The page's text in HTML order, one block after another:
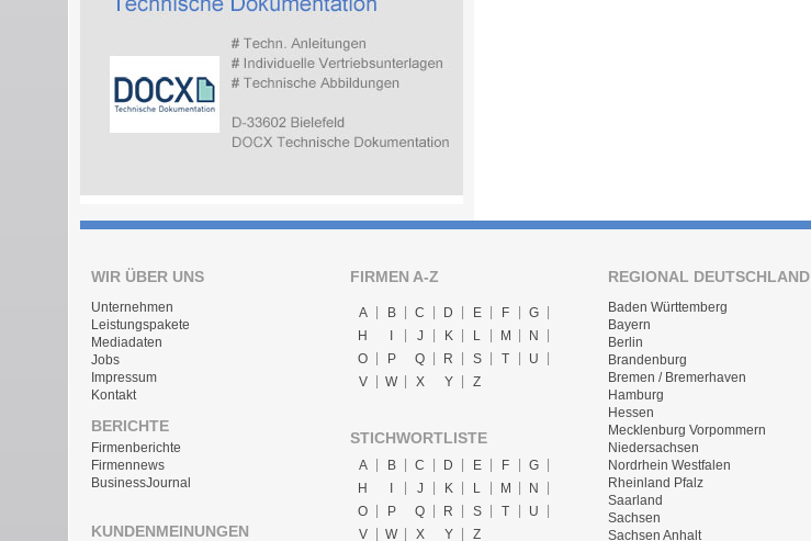
WIR ÜBER UNS
Unternehmen
Leistungspakete
Mediadaten
Jobs
Impressum
Kontakt
BERICHTE
Firmenberichte
Firmennews
BusinessJournal
KUNDENMEINUNGEN
FIRMEN A-Z
A B C D E F
G
H
J K L M
N
O
P Q R S T
U
V
W X Y Z
STICHWORTLISTE
A B C D E F
G
H
I J K L M
N
O
P Q R S T
U
V
W X Y Z
REGIONAL DEUTSCHLAND
Baden Württemberg
Bayern
Berlin
Brandenburg
Bremen / Bremerhaven
Hamburg
Hessen
Mecklenburg Vorpommern
Niedersachsen
Nordrhein Westfalen
Rheinland Pfalz
Saarland
Sachsen
Sachsen Anhalt